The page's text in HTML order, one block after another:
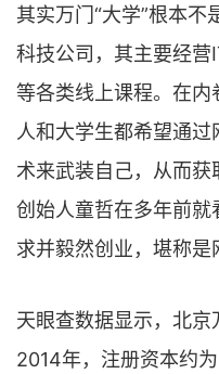
其实万门“大学”根本
科技公司，其主要经
等各类线上课程。在
人和大学生都希望通
术来武装自己，从而
创始人童哲在多年前
求并毅然创业，堪称是
天眼查数据显示，北
2014年，注册资本约